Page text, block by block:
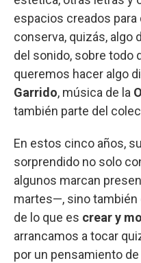
espacios creados para
conserva, quizás, algo
del sonido, sobre todo
queremos hacer algo
Garrido, música de la
también parte del
En estos cinco años,
sorprendido no solo
algunos marcan
martes—, sino
de lo que es crear y
arrancamos a tocar
por un pensamiento